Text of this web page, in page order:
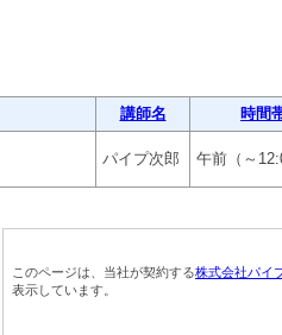
講師名 時間
パイプ次郎 午前（～
このページは、当社が契約する株式会社パイ
表示しています。